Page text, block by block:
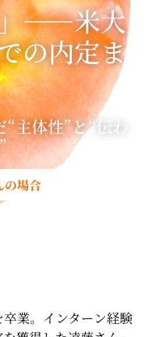
」――米大
の内定ま
主体性”と“伝わ
の場合
業。インターン経験